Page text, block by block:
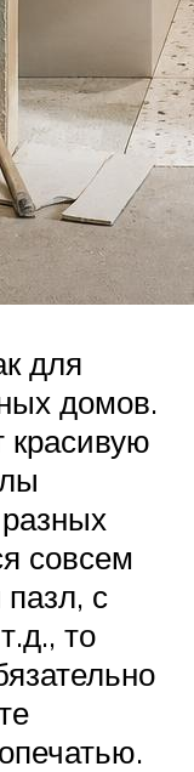
для
домов.
совсем
с
то